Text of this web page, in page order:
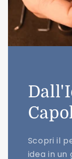
Scopri il
idea in un